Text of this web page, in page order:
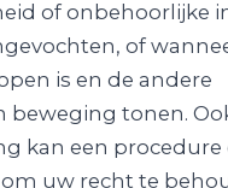
of onbehoorlijke
of
is en de andere
beweging tonen.
kan een procedure
uw recht te